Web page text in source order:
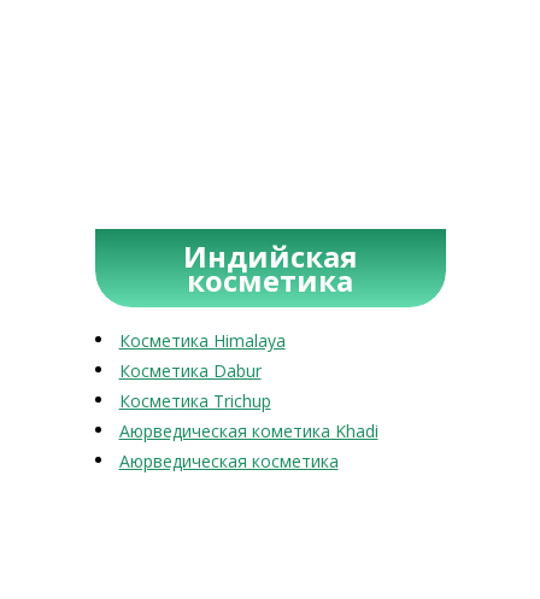
Индийская
косметика
Косметика Himalaya
Косметика Dabur
Косметика Trichup
Аюрведическая кометика Khadi
Аюрведическая косметика